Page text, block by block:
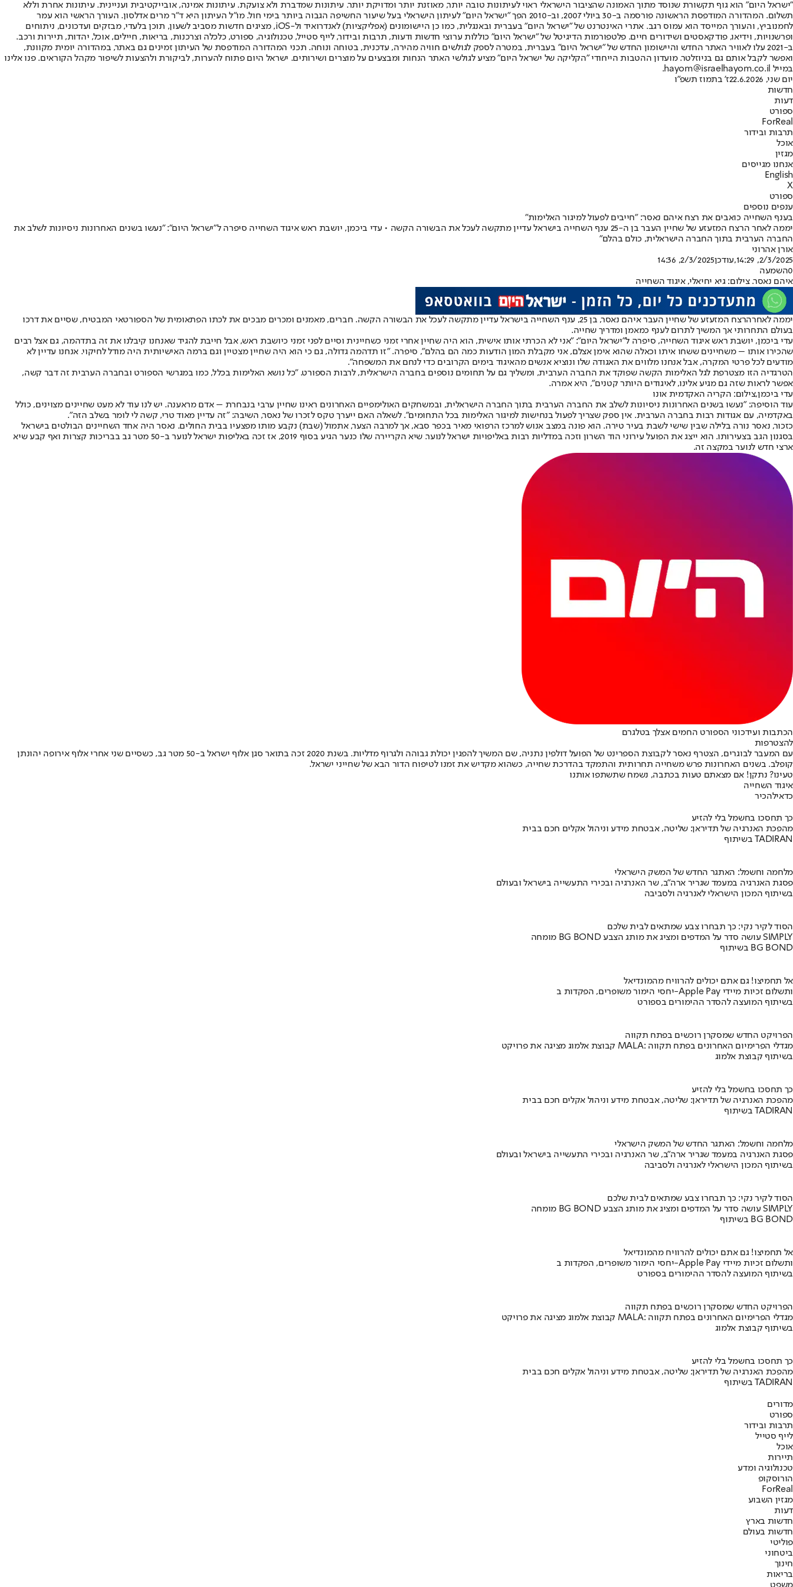
"ישראל היום" הוא גוף תקשורת שנוסד מתוך האמונה שהציבור הישראלי ראוי לעיתונות טובה יותר, מאוזנת יותר ומדויקת יותר. עיתונות שמדברת ולא צועקת. עיתונות אמינה, אובייקטיבית ועניינית. עיתונות אחרת וללא
תשלום. המהדורה המודפסת הראשונה פורסמה ב-30 ביולי 2007, וב-2010 הפך "ישראל היום" לעיתון הישראלי בעל שיעור החשיפה הגבוה ביותר בימי חול. מו"ל העיתון היא ד"ר מרים אדלסון. העורך הראשי הוא עמר
לחמנוביץ, והעורך המייסד הוא עמוס רגב. אתרי האינטרנט של "ישראל היום" בעברית ובאנגלית, כמו כן היישומונים (אפליקציות) לאנדרואיד ול-iOS, מציגים חדשות מסביב לשעון, תוכן בלעדי, מבזקים ועדכונים, ניתוחים
ופרשנויות, וידיאו, פודקאסטים ושידורים חיים. פלטפורמות הדיגיטל של "ישראל היום" כוללות ערוצי חדשות ודעות, תרבות ובידור, לייף סטייל, טכנולוגיה, ספורט, כלכלה וצרכנות, בריאות, חיילים, אוכל, יהדות, תיירות ורכב.
ב-2021 עלו לאוויר האתר החדש והיישומון החדש של "ישראל היום" בעברית, במטרה לספק לגולשים חוויה מהירה, עדכנית, בטוחה ונוחה. תכני המהדורה המודפסת של העיתון זמינים גם באתר, במהדורה יומית מקוונת,
ואפשר לקבל אותם גם בניוזלטר. מועדון ההטבות הייחודי "הקליקה של ישראל היום" מציע לגולשי האתר הנחות ומבצעים על מוצרים ושירותים. ישראל היום פתוח להערות, לביקורת ולהצעות לשיפור מקהל הקוראים. פנו אלינו
במייל hayom@israelhayom.co.il.
יום שני, 22.6.2026
ז' בתמוז תשפ"ו
חדשות
דעות
ספורט
ForReal
תרבות ובידור
אוכל
מגזין
אנחנו מגייסים
English
X
ספורט
ענפים נוספים
בענף השחייה כואבים את רצח איהם נאסר: "חייבים לפעול למיגור האלימות"
יממה לאחר הרצח המזעזע של שחיין העבר בן ה-25 ענף השחייה בישראל עדיין מתקשה לעכל את הבשורה הקשה • עדי ביכמן, יושבת ראש איגוד השחייה סיפרה ל"ישראל היום": "נעשו בשנים האחרונות ניסיונות לשלב את
החברה הערבית בתוך החברה הישראלית, כולם בהלם"
אורן אהרוני
2/3/2025, 14:29
,עודכן2/3/2025, 14:36
0השמעה
איהם נאסר. צילום: גיא יחיאלי, איגוד השחייה
יממה לאחרהרצח המזעזע של שחיין העבר איהם נאסר
, בן 25, ענף השחייה בישראל עדיין מתקשה לעכל את הבשורה הקשה. חברים, מאמנים ומכרים מבכים את לכתו הפתאומית של הספורטאי המבטיח, שסיים את דרכו
בעולם התחרותי אך המשיך לתרום לענף כמאמן ומדריך שחייה.
עדי ביכמן, יושבת ראש איגוד השחייה, סיפרה ל"ישראל היום": "אני לא הכרתי אותו אישית, הוא היה שחיין אחרי זמני כשחיינית וסיים לפני זמני כיושבת ראש, אבל חייבת להגיד שאנחנו קיבלנו את זה בתדהמה, גם אצל רבים
שהכירו אותו – משחיינים ששחו איתו וכאלה שהוא אימן אצלם, אני מקבלת המון הודעות כמה הם בהלם", סיפרה. "זו תדהמה גדולה, גם כי הוא היה שחיין מצטיין וגם ברמה האישיותית היה מודל לחיקוי. אנחנו עדיין לא
מודעים לכל פרטי המקרה, אבל אנחנו מלווים את האגודה שלו ונוציא אנשים מהאיגוד בימים הקרובים כדי לנחם את המשפחה".
הטרגדיה הזו מצטרפת לגל האלימות הקשה שפוקד את החברה הערבית, ומשליך גם על תחומים נוספים בחברה הישראלית, לרבות הספורט. "כל נושא האלימות בכלל, כמו במגרשי הספורט ובחברה הערבית זה דבר קשה,
אפשר לראות שזה גם מגיע אלינו, לאיגודים היותר קטנים", היא אמרה.
עדי ביכמן,צילום: הקריה האקדמית אונו
עוד הוסיפה: "נעשו בשנים האחרונות ניסיונות לשלב את החברה הערבית בתוך החברה הישראלית, ובמשחקים האולימפיים האחרונים ראינו שחיין ערבי בנבחרת – אדם מראענה. יש לנו עוד לא מעט שחיינים מצוינים, כולל
באקדמיה, עם אגודות רבות בחברה הערבית. אין ספק שצריך לפעול בנחישות למיגור האלימות בכל התחומים". לשאלה האם ייערך טקס לזכרו של נאסר, השיבה: "זה עדיין מאוד טרי, קשה לי לומר בשלב הזה".
כזכור, נאסר נורה בלילה שבין שישי לשבת בעיר טירה. הוא פונה במצב אנוש למרכז הרפואי מאיר בכפר סבא, אך למרבה הצער, אתמול (שבת) נקבע מותו מפצעיו בבית החולים. נאסר היה אחד השחיינים הבולטים בישראל
בסגנון הגב בצעירותו. הוא ייצג את הפועל עירוני הוד השרון וזכה במדליות רבות באליפויות ישראל לנוער. שיא הקריירה שלו כנער הגיע בסוף 2019, אז זכה באליפות ישראל לנוער ב-50 מטר גב בבריכות קצרות ואף קבע שיא
ארצי חדש לנוער במקצה זה.
הכתבות ועידכוני הספורט החמים אצלך בטלגרם
להצטרפות
עם המעבר לבוגרים, הצטרף נאסר לקבוצת הספרינט של הפועל דולפין נתניה, שם המשיך להפגין יכולת גבוהה ולגרוף מדליות. בשנת 2020 זכה בתואר סגן אלוף ישראל ב-50 מטר גב, כשסיים שני אחרי אלוף אירופה יהונתן
קופלב. בשנים האחרונות פרש משחייה תחרותית והתמקד בהדרכת שחייה, כשהוא מקדיש את זמנו לטיפוח הדור הבא של שחייני ישראל.
טעינו? נתקן! אם מצאתם טעות בכתבה, נשמח שתשתפו אותנו
איגוד השחייה
כדאילהכיר
כך תחסכו בחשמל בלי להזיע
מהפכת האנרגיה של תדיראן: שליטה, אבטחת מידע וניהול אקלים חכם בבית
בשיתוף TADIRAN
מלחמה וחשמל: האתגר החדש של המשק הישראלי
פסגת האנרגיה במעמד שגריר ארה"ב, שר האנרגיה ובכירי התעשייה בישראל ובעולם
בשיתוף המכון הישראלי לאנרגיה ולסביבה
הסוד לקיר נקי: כך תבחרו צבע שמתאים לבית שלכם
מומחה BG BOND עושה סדר על המדפים ומציג את מותג הצבע SIMPLY
בשיתוף BG BOND
אל תחמיצו! גם אתם יכולים להרוויח מהמונדיאל
יחסי הימור משופרים, הפקדות ב-Apple Pay ותשלום זכיות מיידי
בשיתוף המועצה להסדר ההימורים בספורט
הפרויקט החדש שמסקרן רוכשים בפתח תקווה
קבוצת אלמוג מציגה את פרויקט MALA: מגדלי הפרימיום האחרונים בפתח תקווה
בשיתוף קבוצת אלמוג
כך תחסכו בחשמל בלי להזיע
מהפכת האנרגיה של תדיראן: שליטה, אבטחת מידע וניהול אקלים חכם בבית
בשיתוף TADIRAN
מלחמה וחשמל: האתגר החדש של המשק הישראלי
פסגת האנרגיה במעמד שגריר ארה"ב, שר האנרגיה ובכירי התעשייה בישראל ובעולם
בשיתוף המכון הישראלי לאנרגיה ולסביבה
הסוד לקיר נקי: כך תבחרו צבע שמתאים לבית שלכם
מומחה BG BOND עושה סדר על המדפים ומציג את מותג הצבע SIMPLY
בשיתוף BG BOND
אל תחמיצו! גם אתם יכולים להרוויח מהמונדיאל
יחסי הימור משופרים, הפקדות ב-Apple Pay ותשלום זכיות מיידי
בשיתוף המועצה להסדר ההימורים בספורט
הפרויקט החדש שמסקרן רוכשים בפתח תקווה
קבוצת אלמוג מציגה את פרויקט MALA: מגדלי הפרימיום האחרונים בפתח תקווה
בשיתוף קבוצת אלמוג
כך תחסכו בחשמל בלי להזיע
מהפכת האנרגיה של תדיראן: שליטה, אבטחת מידע וניהול אקלים חכם בבית
בשיתוף TADIRAN
מדורים
ספורט
תרבות ובידור
לייף סטייל
אוכל
תיירות
טכנולוגיה ומדע
הורוסקופ
ForReal
מגזין השבוע
דעות
חדשות בארץ
חדשות בעולם
פוליטי
ביטחוני
חינוך
בריאות